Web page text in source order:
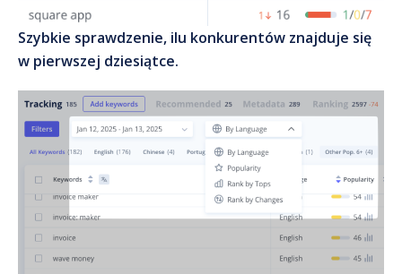
Szybkie sprawdzenie, ilu konkurentów znajduje się
w pierwszej dziesiątce.